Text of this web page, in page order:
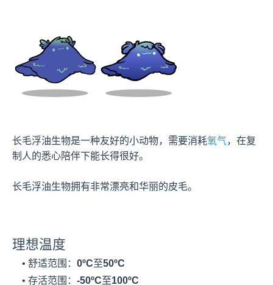
长毛浮油生物是一种友好的小动物，需要消耗氧气，在复
制人的悉心陪伴下能长得很好。
长毛浮油生物拥有非常漂亮和华丽的皮毛。
理想温度
    • 舒适范围：
0ºC至50ºC
    • 存活范围：
-50ºC至100ºC